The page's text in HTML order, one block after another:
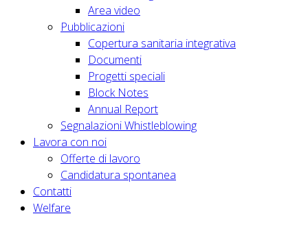
Area video
Pubblicazioni
Copertura sanitaria integrativa
Documenti
Progetti speciali
Block Notes
Annual Report
Segnalazioni Whistleblowing
Lavora con noi
Offerte di lavoro
Candidatura spontanea
Contatti
Welfare